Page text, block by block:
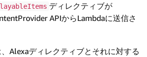
ディレクティブが
APIからLambdaに送信さ
Alexaディレクティブとそれに対する